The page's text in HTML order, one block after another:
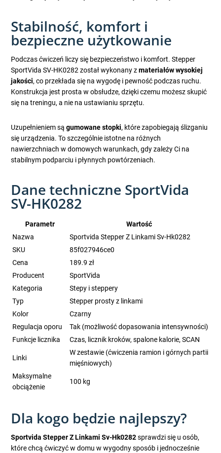
Stabilność, komfort i
bezpieczne użytkowanie
Podczas ćwiczeń liczy się bezpieczeństwo i komfort. Stepper
SportVida SV-HK0282 został wykonany zmateriałów wysokiej
jakości, co przekłada się na wygodę i pewność podczas ruchu.
Konstrukcja jest prosta w obsłudze, dzięki czemu możesz skupić
się na treningu, a nie na ustawianiu sprzętu.
Uzupełnieniem sągumowane stopki, które zapobiegają ślizganiu
się urządzenia. To szczególnie istotne na różnych
nawierzchniach w domowych warunkach, gdy zależy Ci na
stabilnym podparciu i płynnych powtórzeniach.
Dane techniczne SportVida
SV-HK0282
Parametr
Wartość
Nazwa
Sportvida Stepper Z Linkami Sv-Hk0282
SKU
85f027946ce0
Cena
189.9 zł
Producent
SportVida
Kategoria
Stepy i steppery
Typ
Stepper prosty z linkami
Kolor
Czarny
Regulacja oporu
Tak (możliwość dopasowania intensywności)
Funkcje licznika
Czas, licznik kroków, spalone kalorie, SCAN
Linki
W zestawie (ćwiczenia ramion i górnych partii
mięśniowych)
Maksymalne
obciążenie
100 kg
Dla kogo będzie najlepszy?
Sportvida Stepper Z Linkami Sv-Hk0282sprawdzi się u osób,
które chcą ćwiczyć w domu w wygodny sposób i jednocześnie